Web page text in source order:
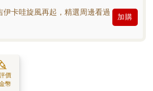
卡哇旋風再起，精選周邊看過
加購
價
幣